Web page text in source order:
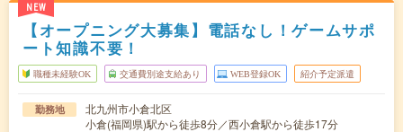
NEW
【オープニング大募集】電話なし！ゲームサポ
ート知識不要！
職種未経験OK 交通費別途支給あり WEB登録OK 紹介予定派遣
勤務地
北九州市小倉北区
小倉(福岡県)駅から徒歩8分／西小倉駅から徒歩17分